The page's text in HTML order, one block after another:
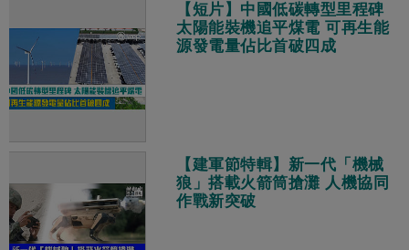
【短片】中國低碳轉型里程碑
太陽能裝機追平煤電 可再生能
源發電量佔比首破四成
【建軍節特輯】新一代「機械
狼」搭載火箭筒搶灘 人機協同
作戰新突破